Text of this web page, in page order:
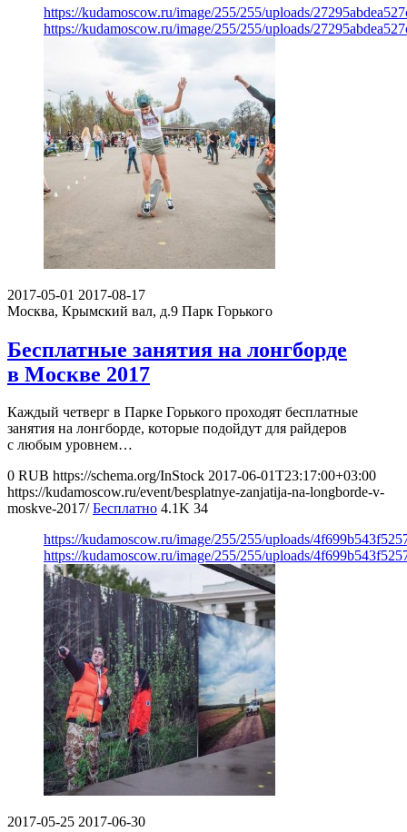
https://kudamoscow.ru/image/255/255/uploads/
https://kudamoscow.ru/image/255/255/uploads/
2017-05-01 2017-08-17
Москва, Крымский вал, д.9 Парк Горького
Бесплатные занятия на лонгборде
в Москве 2017
Каждый четверг в Парке Горького проходят бесплатные
занятия на лонгборде, которые подойдут для райдеров
с любым уровнем…
0 RUB https://schema.org/InStock 2017-06-01T23:17:00+03:00
https://kudamoscow.ru/event/besplatnye-zanjatija-na-longborde-v-
moskve-2017/ Бесплатно 4.1K 34
https://kudamoscow.ru/image/255/255/uploads/
https://kudamoscow.ru/image/255/255/uploads/
2017-05-25 2017-06-30